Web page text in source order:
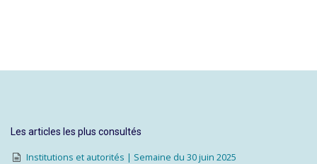
Les articles les plus consultés
Institutions et autorités | Semaine du 30 juin 2025